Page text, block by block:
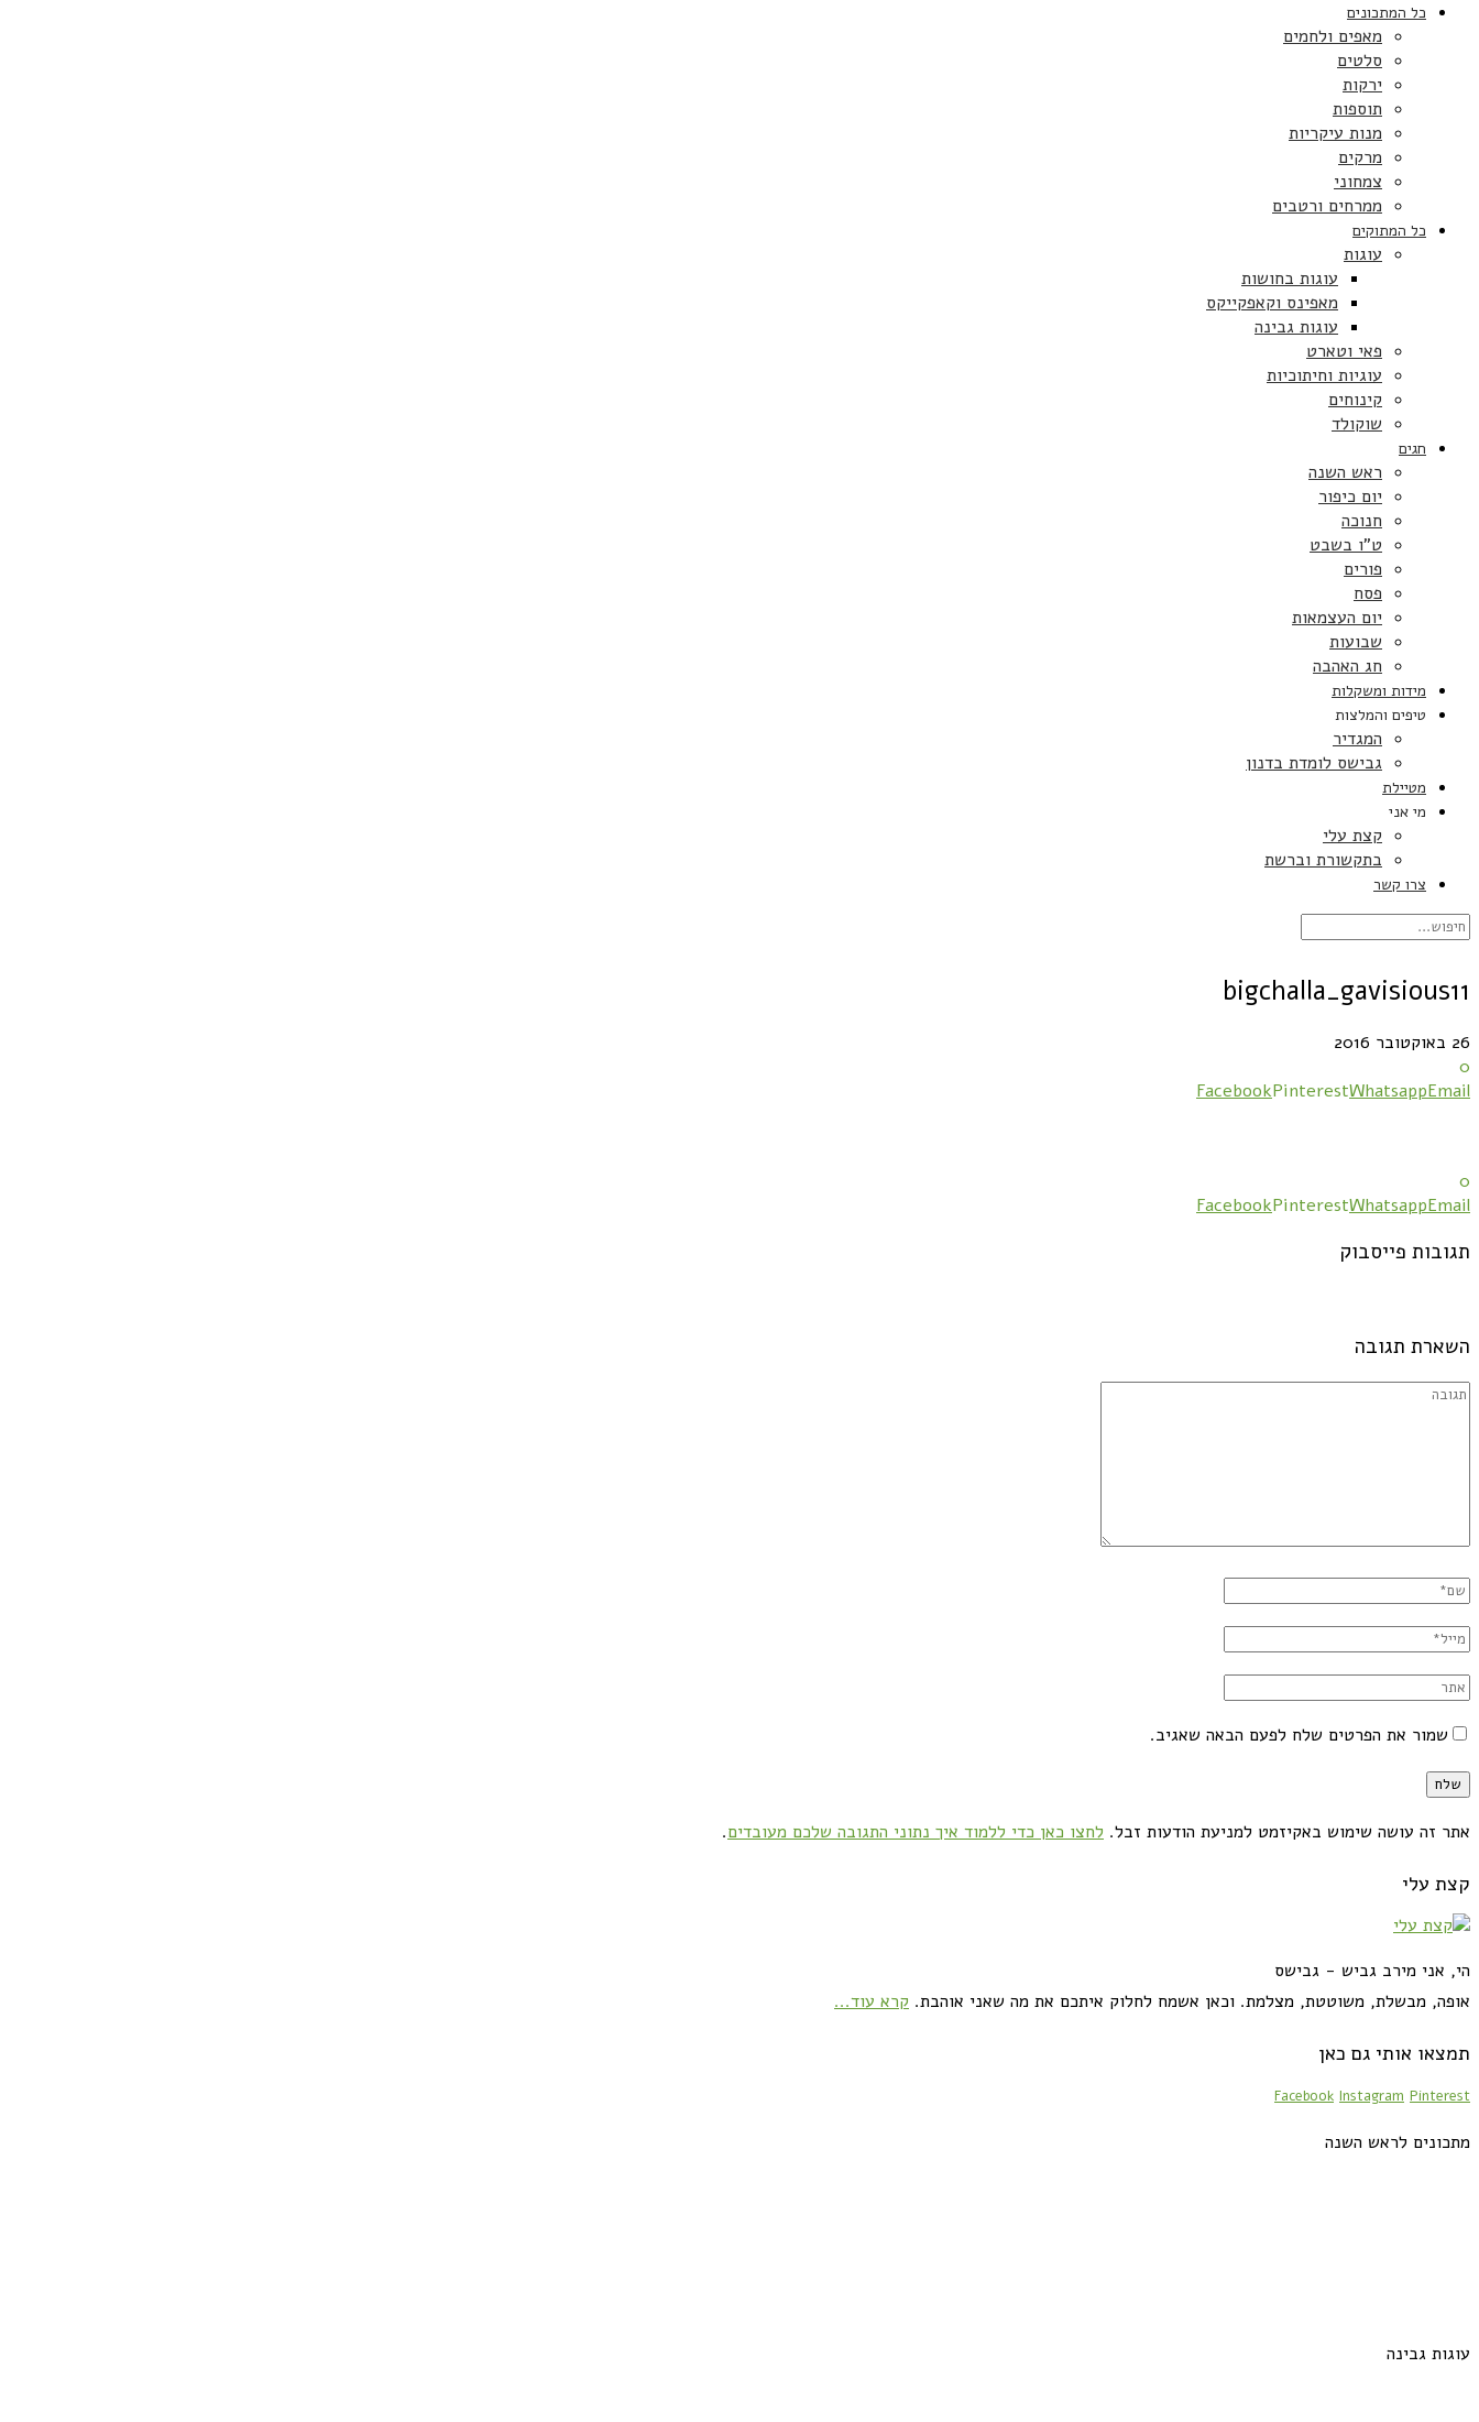
כל המתכונים
מאפים ולחמים
סלטים
ירקות
תוספות
מנות עיקריות
מרקים
צמחוני
ממרחים ורטבים
כל המתוקים
עוגות
עוגות בחושות
מאפינס וקאפקייקס
עוגות גבינה
פאי וטארט
עוגיות וחיתוכיות
קינוחים
שוקולד
חגים
ראש השנה
יום כיפור
חנוכה
ט”ו בשבט
פורים
פסח
יום העצמאות
שבועות
חג האהבה
מידות ומשקלות
טיפים והמלצות
המגדיר
גבישס לומדת בדנון
מטיילת
מי אני
קצת עלי
בתקשורת וברשת
צרו קשר
bigchalla_gavisious11
26 באוקטובר 2016
0
FacebookPinterestWhatsappEmail
0
FacebookPinterestWhatsappEmail
תגובות פייסבוק
השארת תגובה
שמור את הפרטים שלח לפעם הבאה שאגיב.
אתר זה עושה שימוש באקיזמט למניעת הודעות זבל. לחצו כאן כדי ללמוד איך נתוני התגובה שלכם מעובדים.
קצת עלי
הי, אני מירב גביש - גבישס
אופה, מבשלת, משוטטת, מצלמת. וכאן אשמח לחלוק איתכם את מה שאני אוהבת. קרא עוד...
תמצאו אותי גם כאן
Facebook Instagram Pinterest
מתכונים לראש השנה
עוגות גבינה